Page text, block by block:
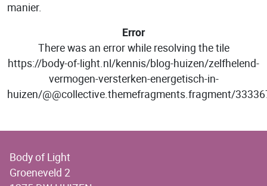
manier.
Error
There was an error while resolving the tile
https://body-of-light.nl/kennis/blog-huizen/zelfhelend-
vermogen-versterken-energetisch-in-
huizen/@@collective.themefragments.fragment/
Body of Light
Groeneveld 2